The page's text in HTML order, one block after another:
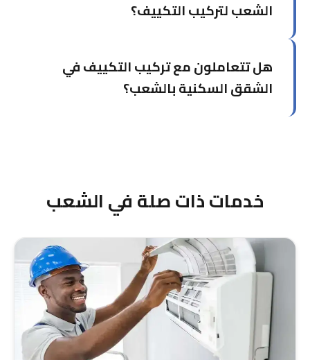
الشعب لتركيب التكييف؟
حسب حركة المرور. لدينا فريق دائم جاهز للانطلاق فوراً
عند استقبال طلبك.
هل تتعاملون مع تركيب التكييف في
الشقق السكنية بالشعب؟
خدمات ذات صلة في الشعب